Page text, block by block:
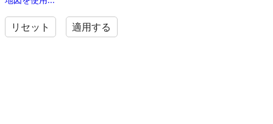
リセット 適用する